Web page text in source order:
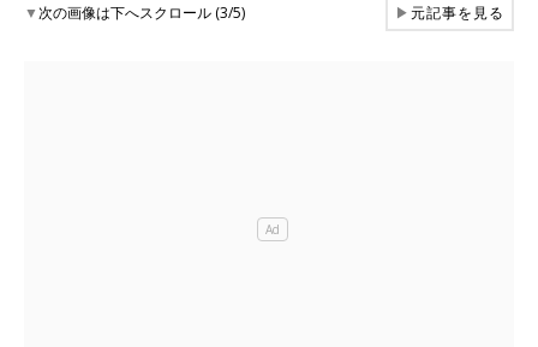
▼次の画像は下へスクロール (3/5) ▶元記事を見る